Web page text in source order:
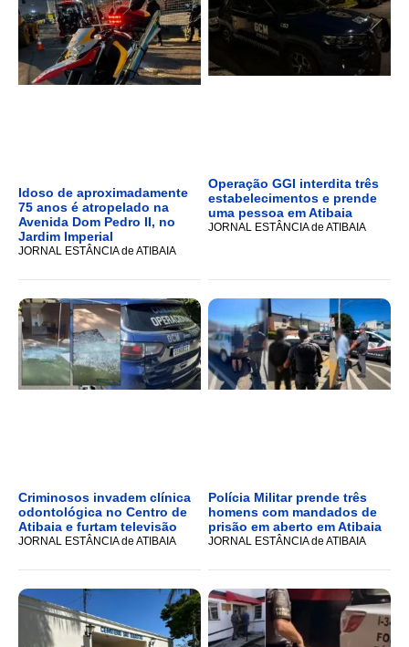
Idoso de aproximadamente
75 anos é atropelado na
Avenida Dom Pedro II, no
Jardim Imperial
JORNAL ESTÂNCIA de ATIBAIA
Operação GGI interdita três
estabelecimentos e prende
uma pessoa em Atibaia
JORNAL ESTÂNCIA de ATIBAIA
Criminosos invadem clínica
odontológica no Centro de
Atibaia e furtam televisão
JORNAL ESTÂNCIA de ATIBAIA
Polícia Militar prende três
homens com mandados de
prisão em aberto em Atibaia
JORNAL ESTÂNCIA de ATIBAIA